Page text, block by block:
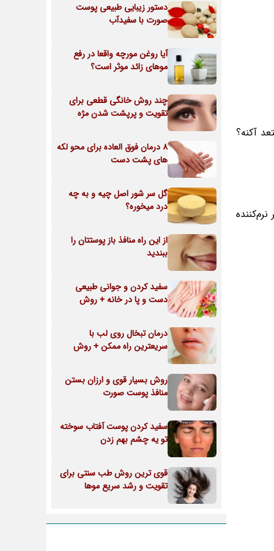
آکنه؟
دستور زیبایی طبیعی پوست
صورت با سفیدآب
آیا روغن مورچه واقعا در رفع
موهای زائد موثر است؟
چند روش خانگی قطعی برای
تقویت و پرپشت شدن مژه
8 درمان فوق العاده برای محو لکه
های پشت دست
گل سر شور اصل چیه و به چه
درد میخوره؟
از این راه منافذ باز پوستتان را
ببندید
سفید کردن و جوانی طبیعی
دست و پا در خانه + روش
درمان تبخال روی لب با
سریعترین راه ممکن + روش
روش بسیار قوی و ارزان بستن
منافذ پوست صورت
سفید کردن پوست آفتاب سوخته
تو یه چشم بهم زدن
قوی ترین روش طب سنتی برای
تقویت و رشد سریع موها